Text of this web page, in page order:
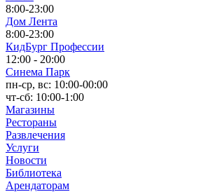
8:00-23:00
Дом Лента
8:00-23:00
КидБург Профессии
12:00 - 20:00
Синема Парк
пн-ср, вс: 10:00-00:00
чт-сб: 10:00-1:00
Магазины
Рестораны
Развлечения
Услуги
Новости
Библиотека
Арендаторам